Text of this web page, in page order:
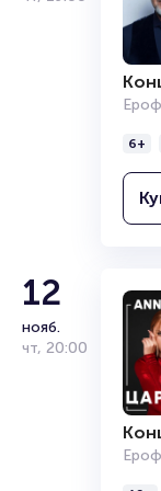
6+
12
нояб.
чт, 20:00